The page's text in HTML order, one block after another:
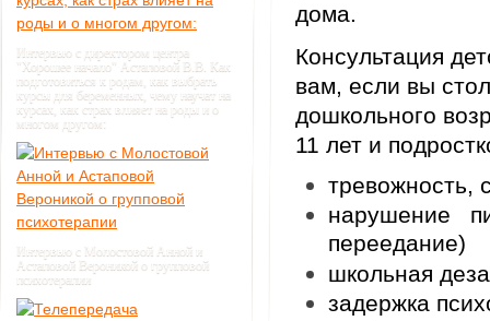
Интервью с директором центра
"Хорошее начало" Астаповой В.В. Как
подготовиться к родам, как выбрать
курсы для беременных, чему научат на
курсах, как страх влияет на роды и о
многом другом:
Интервью с Молостовой Анной и
Астаповой Вероникой о групповой
психотерапии
дома.
Консультация
вам, если вы
дошкольного
11 лет и
тревожность,
нарушение
переедание)
школьная
задержка